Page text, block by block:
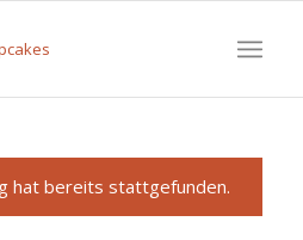
hat bereits stattgefunden.